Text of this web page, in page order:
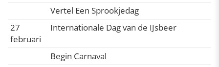
Vertel Een Sprookjedag
27
februari
Internationale Dag van de IJsbeer
Begin Carnaval